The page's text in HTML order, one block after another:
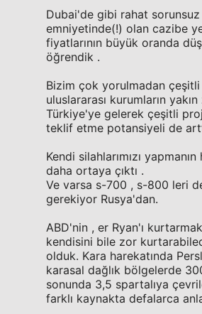
Dubai'de gibi rahat sorunsuz
emniyetinde(!) olan cazibe
fiyatlarının büyük oranda
öğrendik .
Bizim çok yorulmadan
uluslararası kurumların
Türkiye'ye gelerek çeşitli
teklif etme potansiyeli de
Kendi silahlarımızı yapmanın
daha ortaya çıktı .
Ve varsa s-700 , s-800 leri
gerekiyor Rusya'dan.
ABD'nin , er Ryan'ı
kendisini bile zor
olduk. Kara harekatında
karasal dağlık bölgelerde
sonunda 3,5 spartalıya
farklı kaynakta defalarca